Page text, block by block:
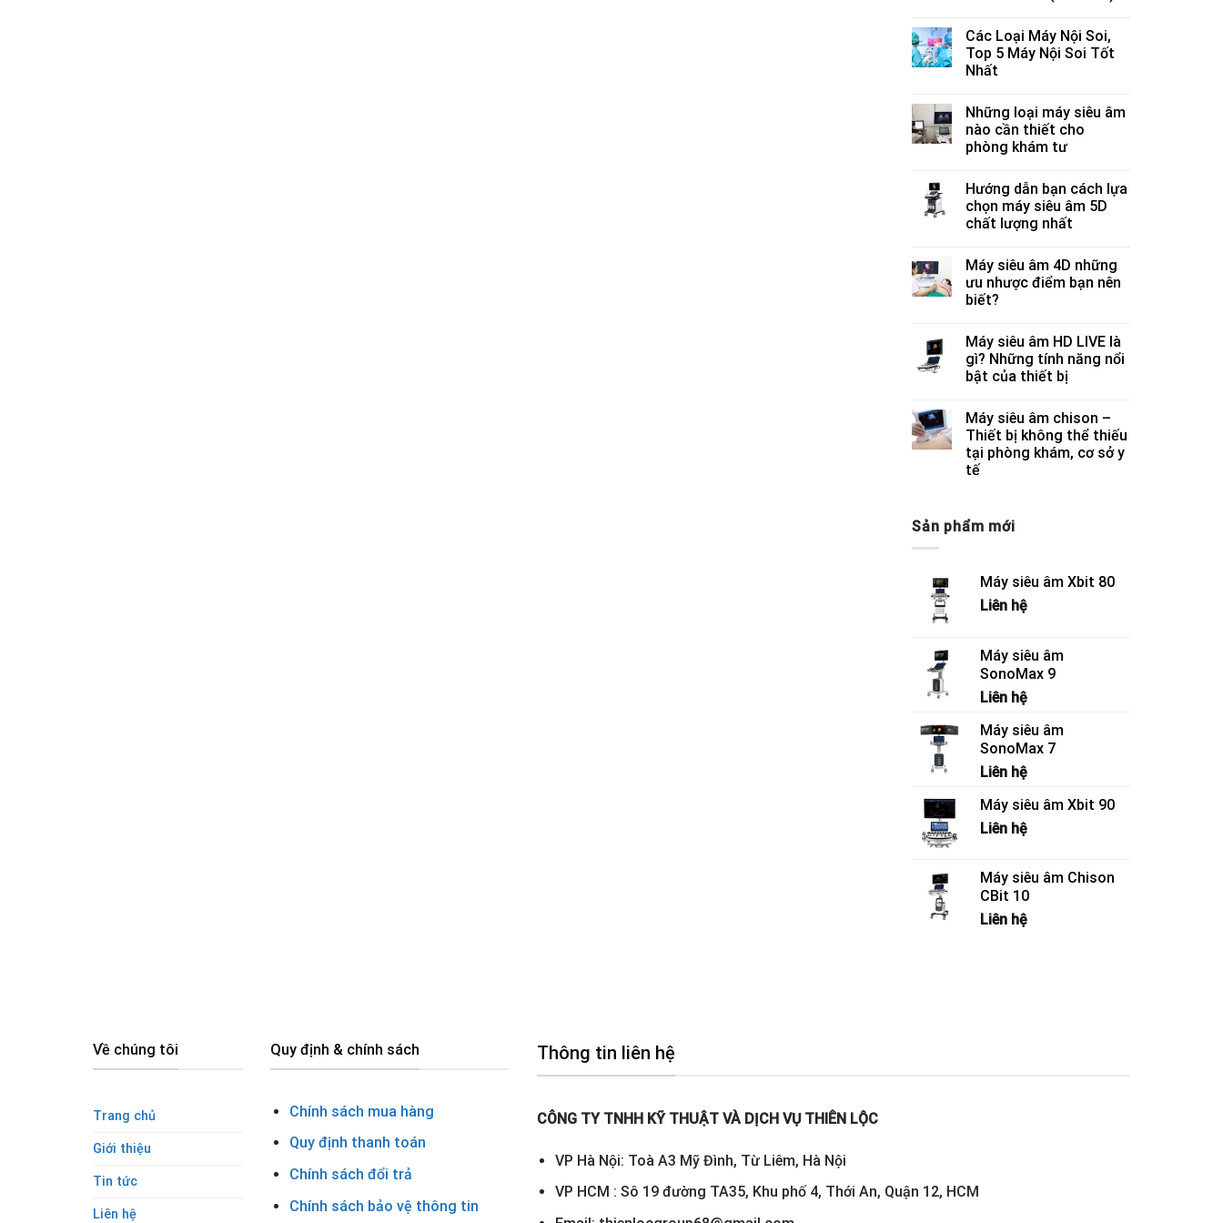
Các Loại Máy Nội Soi,
Top 5 Máy Nội Soi Tốt
Nhất
Những loại máy siêu âm
nào cần thiết cho
phòng khám tư
Hướng dẫn bạn cách lựa
chọn máy siêu âm 5D
chất lượng nhất
Máy siêu âm 4D những
ưu nhược điểm bạn nên
biết?
Máy siêu âm HD LIVE là
gì? Những tính năng nổi
bật của thiết bị
Máy siêu âm chison –
Thiết bị không thể thiếu
tại phòng khám, cơ sở y
tế
Sản phẩm mới
Máy siêu âm Xbit 80
Liên hệ
Máy siêu âm
SonoMax 9
Liên hệ
Máy siêu âm
SonoMax 7
Liên hệ
Máy siêu âm Xbit 90
Liên hệ
Máy siêu âm Chison
CBit 10
Liên hệ
Về chúng tôi
Trang chủ
Giới thiệu
Tin tức
Liên hệ
Quy định & chính sách
Chính sách mua hàng
Quy định thanh toán
Chính sách đổi trả
Chính sách bảo vệ thông tin
Thông tin liên hệ
CÔNG TY TNHH KỸ THUẬT VÀ DỊCH VỤ THIÊN LỘC
VP Hà Nội: Toà A3 Mỹ Đình, Từ Liêm, Hà Nội
VP HCM : Sô 19 đường TA35, Khu phố 4, Thới An, Quận 12, HCM